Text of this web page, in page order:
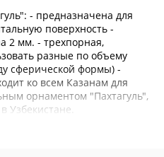
- предназначена для
поверхность -
2 мм. - трехпорная,
разные по объему
сферической формы) -
ко всем Казанам для
орнаментом "Пахтагуль",
Узбекистане.